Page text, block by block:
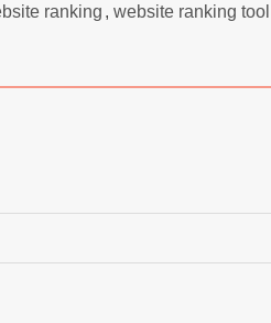
ranking ,website ranking tool